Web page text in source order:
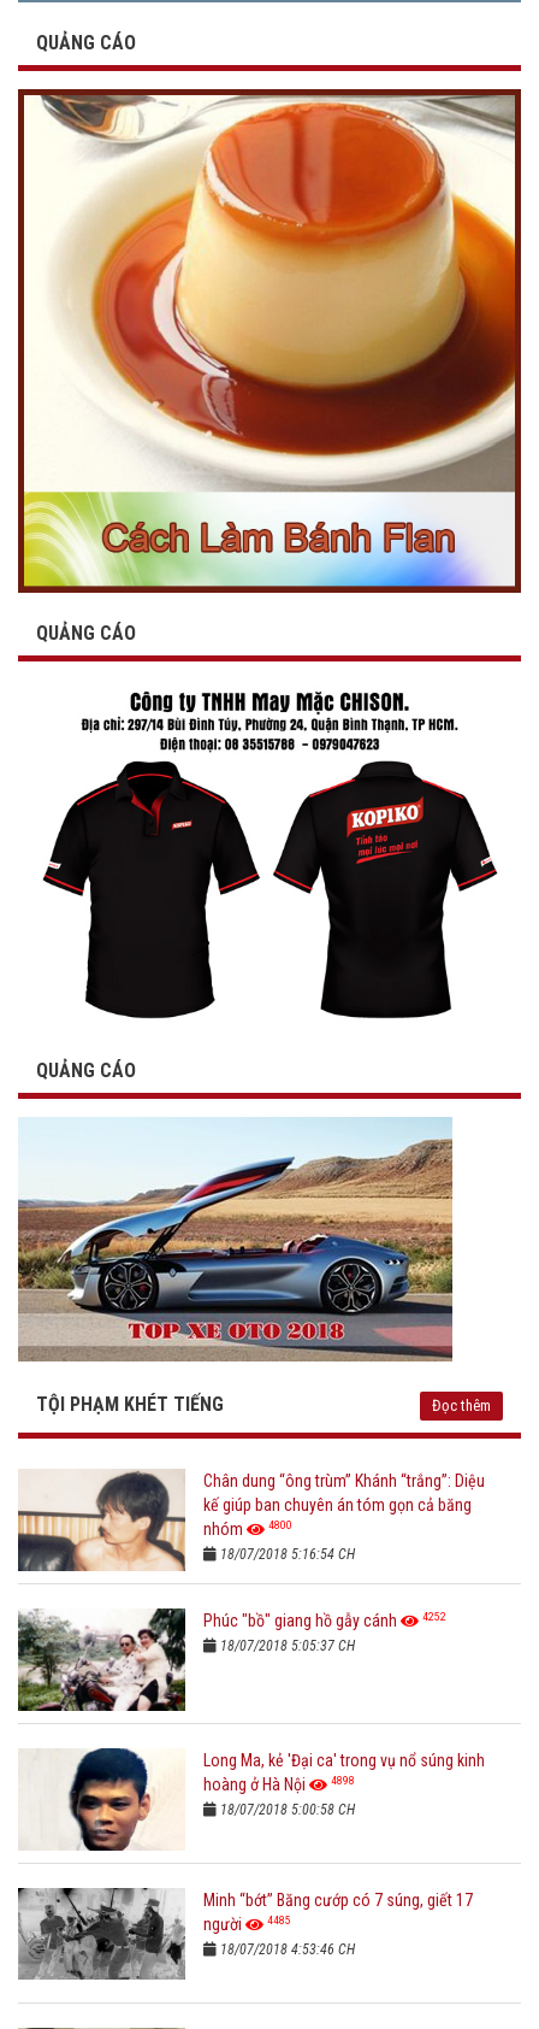
QUẢNG CÁO
QUẢNG CÁO
QUẢNG CÁO
TỘI PHẠM KHÉT TIẾNG Đọc thêm
Chân dung “ông trùm” Khánh “trắng”: Diệu
kế giúp ban chuyên án tóm gọn cả băng
nhóm
4800
18/07/2018 5:16:54 CH
Phúc "bồ" giang hồ gẫy cánh 4252
18/07/2018 5:05:37 CH
Long Ma, kẻ 'Đại ca' trong vụ nổ súng kinh
hoàng ở Hà Nội
4898
18/07/2018 5:00:58 CH
Minh “bớt” Băng cướp có 7 súng, giết 17
người
4485
18/07/2018 4:53:46 CH